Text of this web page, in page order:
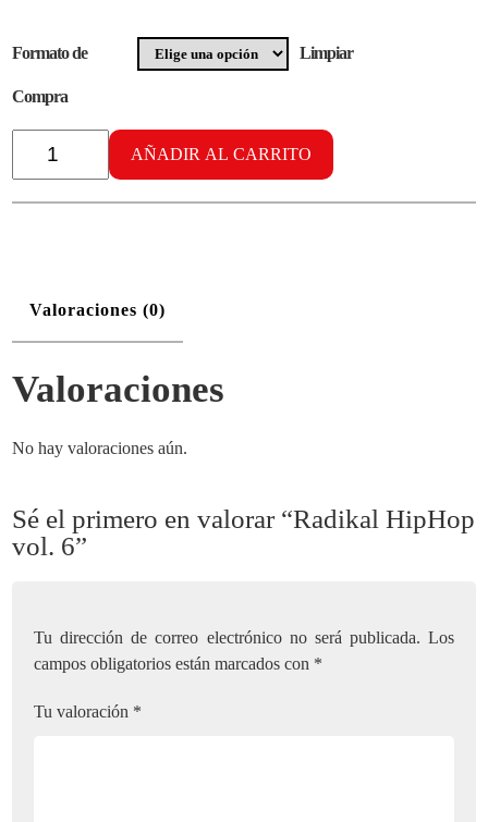
Formato de
Compra
Limpiar
Radikal
HipHop
cantidad
AÑADIR AL CARRITO
Valoraciones (0)
Valoraciones
No hay valoraciones aún.
Sé el primero en valorar “Radikal HipHop
vol. 6”
Tu dirección de correo electrónico no será publicada. Los
campos obligatorios están marcados con *
Tu valoración *